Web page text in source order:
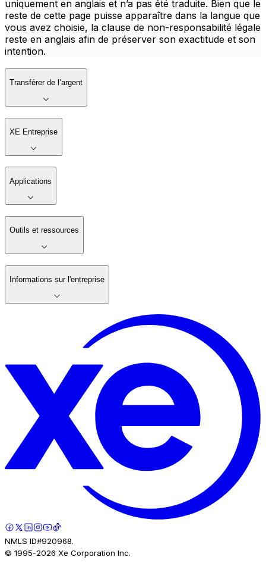
uniquement en anglais et n’a pas été traduite. Bien que le
reste de cette page puisse apparaître dans la langue que
vous avez choisie, la clause de non-responsabilité légale
reste en anglais afin de préserver son exactitude et son
intention.
Transférer de l’argent
XE Entreprise
Applications
Outils et ressources
Informations sur l'entreprise
NMLS ID#920968.
© 1995-2026 Xe Corporation Inc.